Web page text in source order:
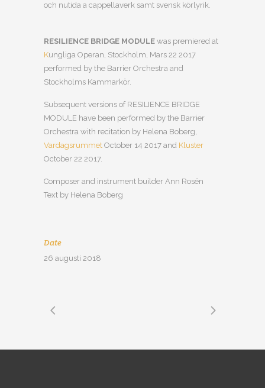
och nutida a cappellaverk samt svensk körlyrik.
RESILIENCE BRIDGE MODULE was premiered at
Kungliga Operan, Stockholm, Mars 22 2017
performed by the Barrier Orchestra and
Stockholms Kammarkör.
Subsequent versions of RESILIENCE BRIDGE
MODULE have been performed by the Barrier
Orchestra with recitation by Helena Boberg,
Vardagsrummet October 14 2017 and Kluster
October 22 2017.
Composer and instrument builder Ann Rosén
Text by Helena Boberg
Date
26 augusti 2018